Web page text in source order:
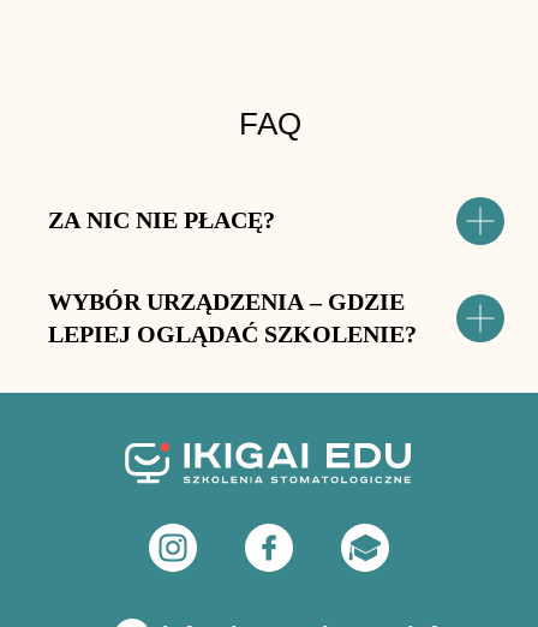
FAQ
ZA NIC NIE PŁACĘ?
WYBÓR URZĄDZENIA – GDZIE
LEPIEJ OGLĄDAĆ SZKOLENIE?